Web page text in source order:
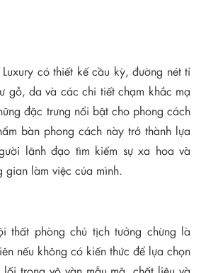
có thiết kế cầu kỳ, đường nét tỉ
gỗ, da và các chi tiết chạm khắc mạ
đặc trưng nổi bật cho phong cách
bàn phong cách này trở thành lựa
lãnh đạo tìm kiếm sự xa hoa và
gian làm việc của mình.
thất phòng chủ tịch tưởng chừng là
nếu không có kiến thức để lựa chọn